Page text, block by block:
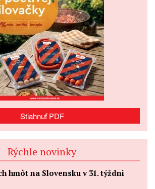
Stiahnuť PDF
Rýchle novinky
hmôt na Slovensku v 31. týždni